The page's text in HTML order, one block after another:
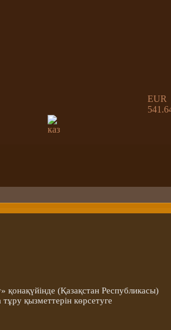
EUR
каз
(Қазақстан Республикасы)
қызметтерін көрсетуге